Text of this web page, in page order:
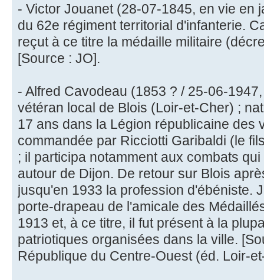
- Victor Jouanet (28-07-1845, en vie en
du 62e régiment territorial d'infanterie.
reçut à ce titre la médaille militaire
[Source : JO].
- Alfred Cavodeau (1853 ? / 25-06-
vétéran local de Blois (Loir-et-Cher) ;
17 ans dans la Légion républicaine des
commandée par Ricciotti Garibaldi (le
; il participa notamment aux combats
autour de Dijon. De retour sur Blois
jusqu'en 1933 la profession d'ébéniste.
porte-drapeau de l'amicale des
1913 et, à ce titre, il fut présent à la
patriotiques organisées dans la ville.
République du Centre-Ouest (éd. Loir-